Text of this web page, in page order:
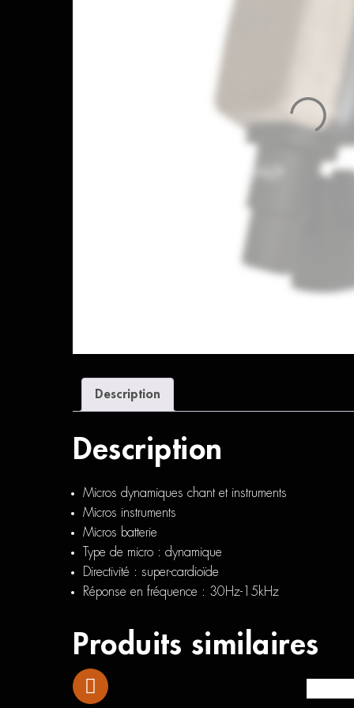
Description
Description
Micros dynamiques chant et instruments
Micros instruments
Micros batterie
Type de micro : dynamique
Directivité : super-cardioïde
Réponse en fréquence : 30Hz-15kHz
Produits similaires